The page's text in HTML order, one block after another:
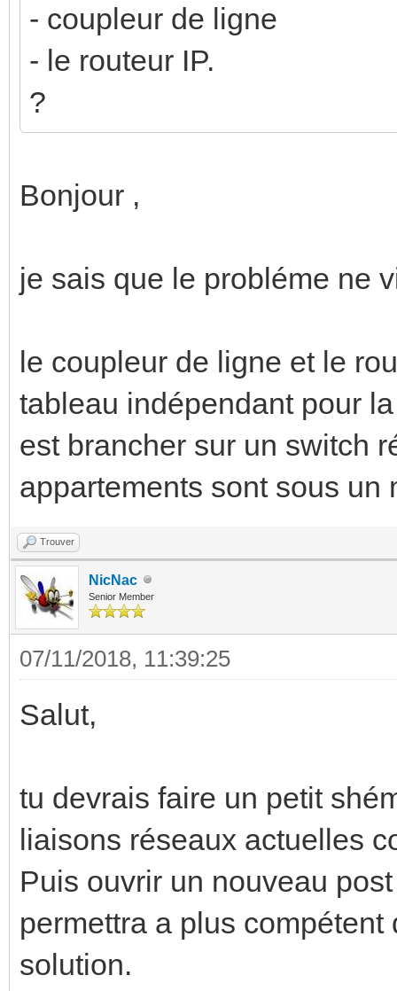
- coupleur de ligne
- le routeur IP.
?
Bonjour ,
je sais que le probléme ne
le coupleur de ligne et le
tableau indépendant pour
est brancher sur un switch
appartements sont sous un
Trouver
NicNac
Senior Member
07/11/2018, 11:39:25
Salut,
tu devrais faire un petit
liaisons réseaux actuelles
Puis ouvrir un nouveau
permettra a plus
solution.